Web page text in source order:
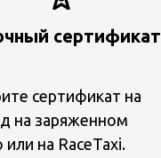
сертификат
сертификат на
на заряженном
или на RaceTaxi.